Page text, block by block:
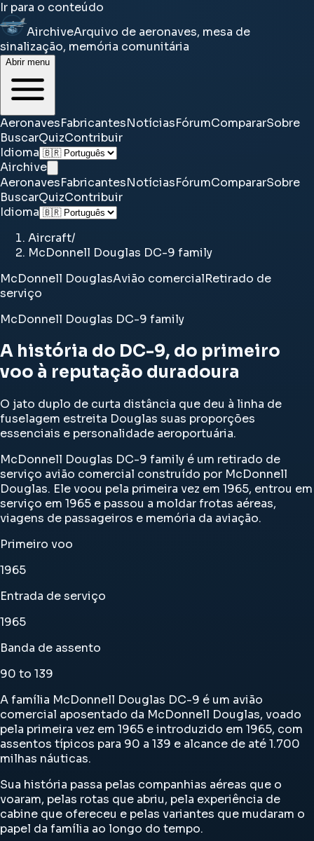
Ir para o conteúdo
AirchiveArquivo de aeronaves, mesa de
sinalização, memória comunitária
Abrir menu
AeronavesFabricantesNotíciasFórumCompararSobre
BuscarQuizContribuir
Idioma
Airchive
AeronavesFabricantesNotíciasFórumCompararSobre
BuscarQuizContribuir
Idioma
Aircraft/
McDonnell Douglas DC-9 family
McDonnell DouglasAvião comercialRetirado de
serviço
McDonnell Douglas DC-9 family
A história do DC-9, do primeiro
voo à reputação duradoura
O jato duplo de curta distância que deu à linha de
fuselagem estreita Douglas suas proporções
essenciais e personalidade aeroportuária.
McDonnell Douglas DC-9 family é um retirado de
serviço avião comercial construído por McDonnell
Douglas. Ele voou pela primeira vez em 1965, entrou em
serviço em 1965 e passou a moldar frotas aéreas,
viagens de passageiros e memória da aviação.
Primeiro voo
1965
Entrada de serviço
1965
Banda de assento
90 to 139
A família McDonnell Douglas DC-9 é um avião
comercial aposentado da McDonnell Douglas, voado
pela primeira vez em 1965 e introduzido em 1965, com
assentos típicos para 90 a 139 e alcance de até 1.700
milhas náuticas.
Sua história passa pelas companhias aéreas que o
voaram, pelas rotas que abriu, pela experiência de
cabine que ofereceu e pelas variantes que mudaram o
papel da família ao longo do tempo.